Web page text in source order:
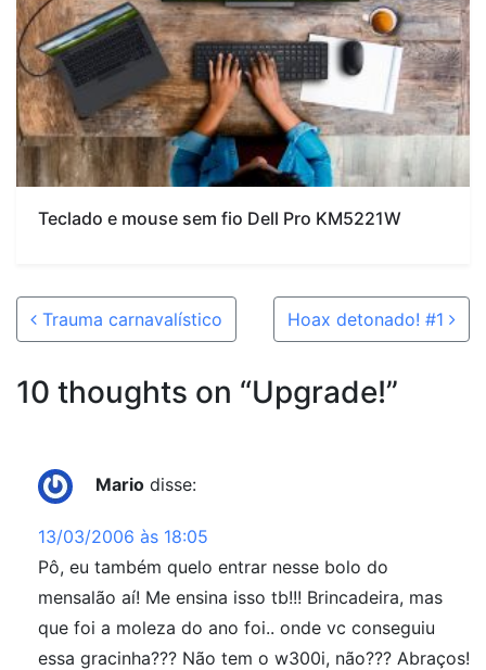
Teclado e mouse sem fio Dell Pro KM5221W
Post navigation
Trauma carnavalístico Hoax detonado! #1
10 thoughts on “Upgrade!”
Mario disse:
13/03/2006 às 18:05
Pô, eu também quelo entrar nesse bolo do
mensalão aí! Me ensina isso tb!!! Brincadeira, mas
que foi a moleza do ano foi.. onde vc conseguiu
essa gracinha??? Não tem o w300i, não??? Abraços!